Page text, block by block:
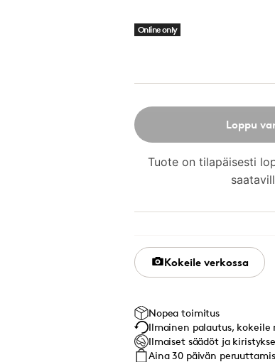
Online only
Loppu
Tuote on tilapäisesti
Kokeile verkossa
Nopea toimitus
Ilmainen palautus, kokeile
Ilmaiset säädöt ja
Aina 30 päivän